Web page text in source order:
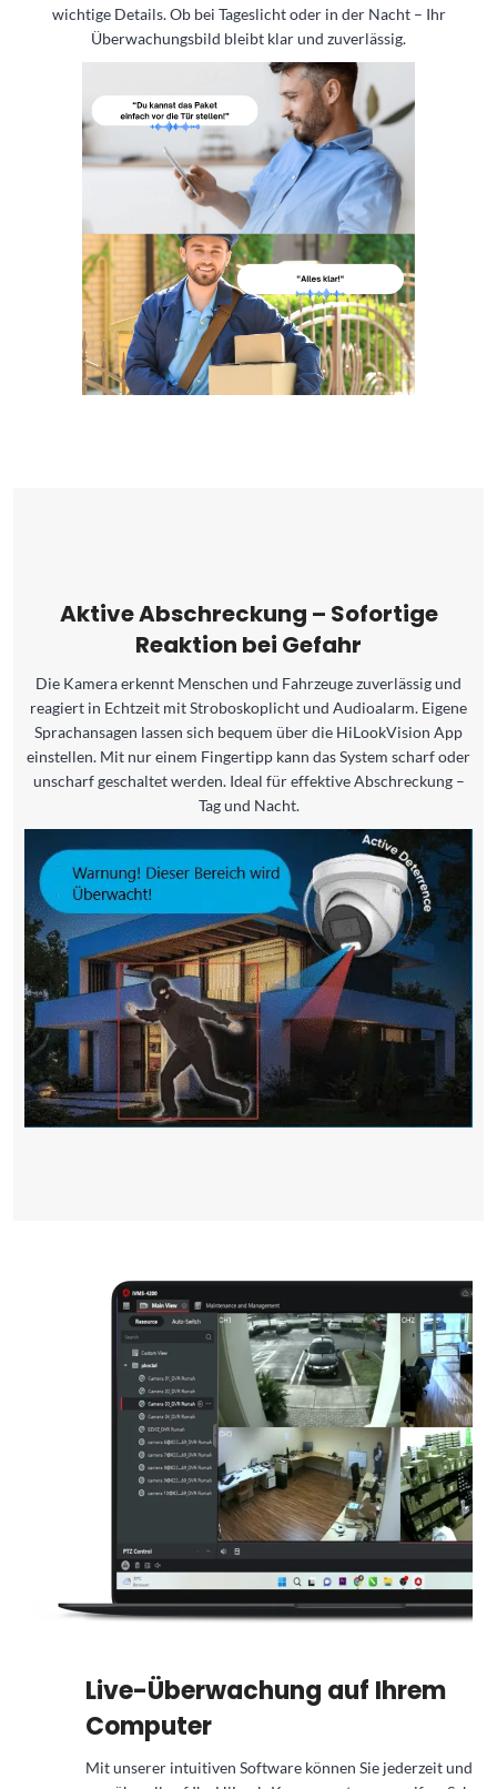
wichtige Details. Ob bei Tageslicht oder in der Nacht – Ihr
Überwachungsbild bleibt klar und zuverlässig.
Aktive Abschreckung – Sofortige
Reaktion bei Gefahr
Die Kamera erkennt Menschen und Fahrzeuge zuverlässig und
reagiert in Echtzeit mit Stroboskoplicht und Audioalarm. Eigene
Sprachansagen lassen sich bequem über die HiLookVision App
einstellen. Mit nur einem Fingertipp kann das System scharf oder
unscharf geschaltet werden. Ideal für effektive Abschreckung –
Tag und Nacht.
Live-Überwachung auf Ihrem
Computer
Mit unserer intuitiven Software können Sie jederzeit und